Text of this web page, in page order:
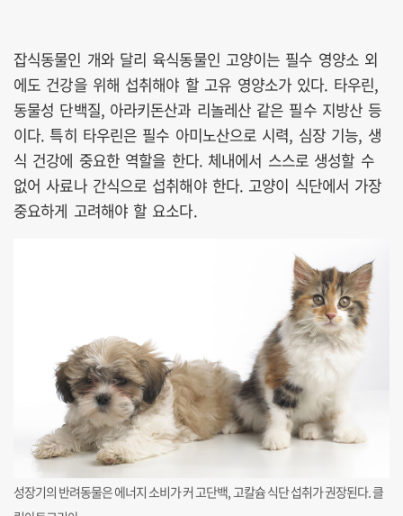
잡식동물인 개와 달리 육식동물인 고양이는 필수 영양소 외
에도 건강을 위해 섭취해야 할 고유 영양소가 있다. 타우린,
동물성 단백질, 아라키돈산과 리놀레산 같은 필수 지방산 등
이다. 특히 타우린은 필수 아미노산으로 시력, 심장 기능, 생
식 건강에 중요한 역할을 한다. 체내에서 스스로 생성할 수
없어 사료나 간식으로 섭취해야 한다. 고양이 식단에서 가장
중요하게 고려해야 할 요소다.
성장기의 반려동물은 에너지 소비가 커 고단백, 고칼슘 식단 섭취가 권장된다. 클